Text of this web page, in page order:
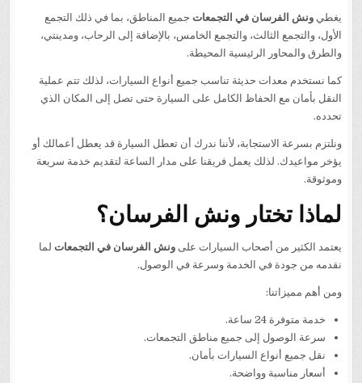
يغطيونش الفرسان في التجمعات جميع المناطق، بما في ذلك التجمع
الأول، والتجمع الثالث، والتجمع الخامس، بالإضافة إلى الرحاب، ومدينتي،
والطرق والمحاور الرئيسية المحيطة.
كما نستخدم معدات حديثة تناسب جميع أنواع السيارات، لذلك تتم عملية
النقل بأمان مع الحفاظ الكامل على السيارة حتى تصل إلى المكان الذي
تحدده.
ونلتزم بسرعة الاستجابة، لأننا ندرك أن تعطل السيارة قد يعطل أعمالك أو
يؤخر مواعيدك. لذلك يعمل فريقنا على مدار الساعة لتقديم خدمة سريعة
وموثوقة.
لماذا تختار ونش الفرسان؟
يعتمد الكثير من أصحاب السيارات علىونش الفرسان في التجمعات لما
نقدمه من جودة في الخدمة وسرعة في الوصول.
ومن أهم مميزاتنا:
خدمة متوفرة 24 ساعة.
سرعة الوصول إلى جميع مناطق التجمعات.
نقل جميع أنواع السيارات بأمان.
أسعار مناسبة وواضحة.